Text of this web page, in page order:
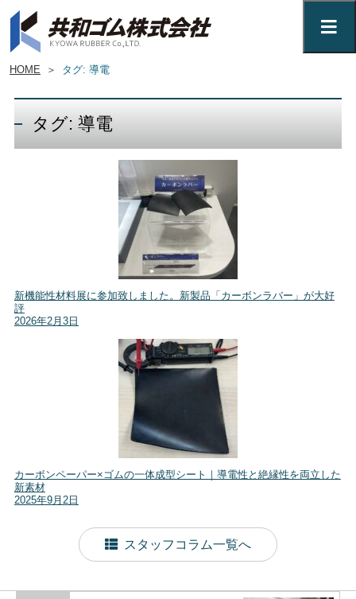
HOME ＞ タグ: 導電
タグ: 導電
新機能性材料展に参加致しました。新製品「カーボンラバー」が大好
評
2026年2月3日
カーボンペーパー×ゴムの一体成型シート｜導電性と絶縁性を両立した
新素材
2025年9月2日
スタッフコラム一覧へ